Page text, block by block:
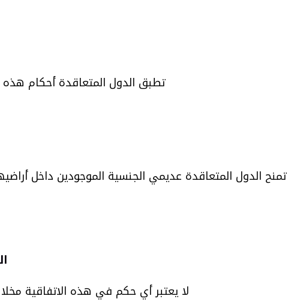
تطبق الدول المتعاقدة أحكام هذه
تمنح الدول المتعاقدة عديمي الجنسية الموجودين داخل
لا يعتبر أي حكم في هذه الاتفاقية